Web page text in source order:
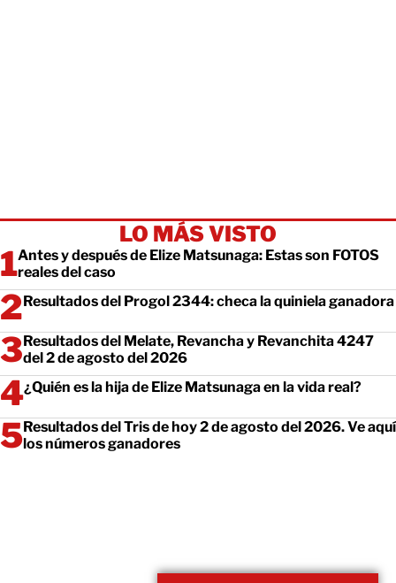
LO MÁS VISTO
Antes y después de Elize Matsunaga: Estas son FOTOS
reales del caso
Resultados del Progol 2344: checa la quiniela ganadora
Resultados del Melate, Revancha y Revanchita 4247
del 2 de agosto del 2026
¿Quién es la hija de Elize Matsunaga en la vida real?
Resultados del Tris de hoy 2 de agosto del 2026. Ve aquí
los números ganadores